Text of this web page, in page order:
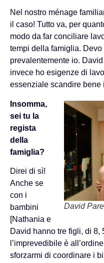
Nel nostro ménage
il caso! Tutto va, per
modo da far conciliare
tempi della famiglia.
prevalentemente io.
invece ho esigenze di
essenziale scandire bene
David
Insomma,
sei tu la
regista
della
famiglia?
Direi di sì!
Anche se
con i
bambini
[Nathania e
David hanno tre figli, di 8,
l’imprevedibile è
sforzarmi di coordinare i